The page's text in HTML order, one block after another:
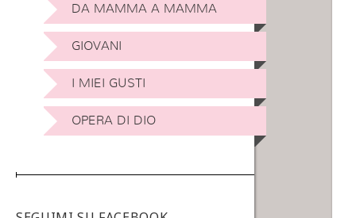
DA MAMMA A MAMMA
GIOVANI
I MIEI GUSTI
OPERA DI DIO